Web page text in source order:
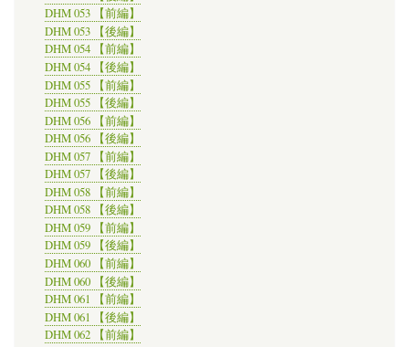
DHM 053 【前編】
DHM 053 【後編】
DHM 054 【前編】
DHM 054 【後編】
DHM 055 【前編】
DHM 055 【後編】
DHM 056 【前編】
DHM 056 【後編】
DHM 057 【前編】
DHM 057 【後編】
DHM 058 【前編】
DHM 058 【後編】
DHM 059 【前編】
DHM 059 【後編】
DHM 060 【前編】
DHM 060 【後編】
DHM 061 【前編】
DHM 061 【後編】
DHM 062 【前編】